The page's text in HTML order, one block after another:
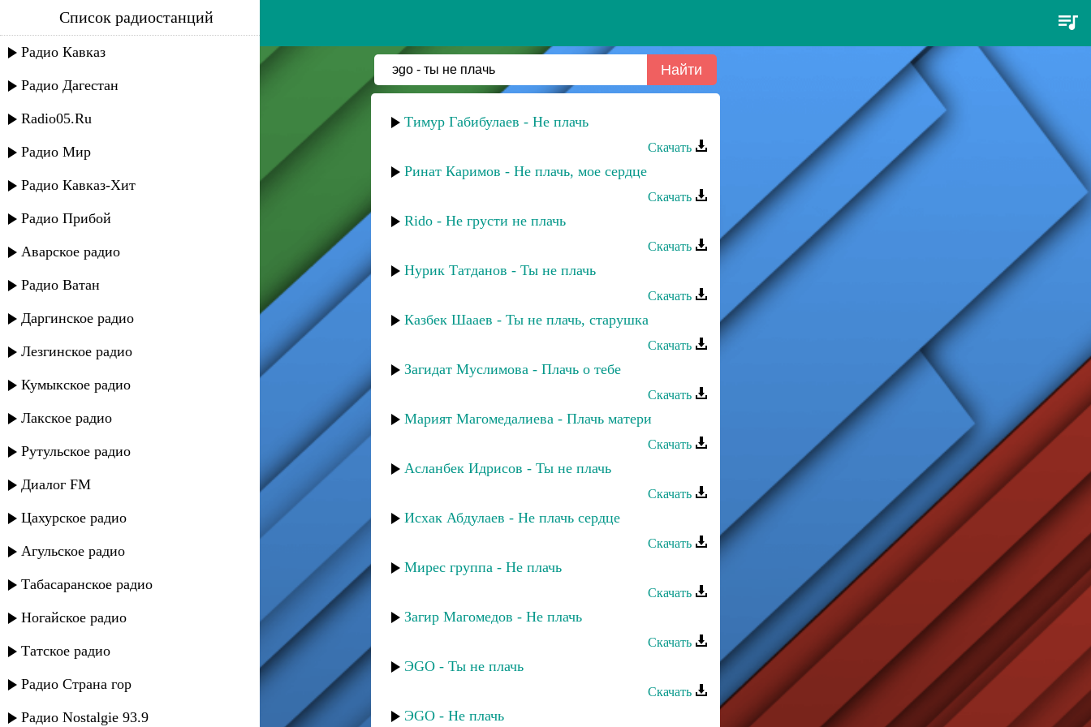
эgo - ты не плачь
Список радиостанций
Радио Кавказ
Радио Дагестан
Radio05.Ru
Радио Мир
Радио Кавказ-Хит
Радио Прибой
Аварское радио
Радио Ватан
Даргинское радио
Лезгинское радио
Кумыкское радио
Лакское радио
Рутульское радио
Диалог FM
Цахурское радио
Агульское радио
Табасаранское радио
Ногайское радио
Татское радио
Радио Страна гор
Радио Nostalgie 93.9
Тимур Габибулаев - Не плачь
Скачать
Ринат Каримов - Не плачь, мое сердце
Скачать
Rido - Не грусти не плачь
Скачать
Нурик Татданов - Ты не плачь
Скачать
Казбек Шааев - Ты не плачь, старушка
Скачать
Загидат Муслимова - Плачь о тебе
Скачать
Марият Магомедалиева - Плачь матери
Скачать
Асланбек Идрисов - Ты не плачь
Скачать
Исхак Абдулаев - Не плачь сердце
Скачать
Мирес группа - Не плачь
Скачать
Загир Магомедов - Не плачь
Скачать
ЭGO - Ты не плачь
Скачать
ЭGO - Не плачь